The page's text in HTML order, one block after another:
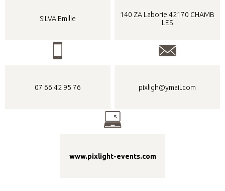
SILVA Emilie
140 ZA Laborie 42170 CHAMB
LES
07 66 42 95 76 pixligh@ymail.com
www.pixlight-events.com